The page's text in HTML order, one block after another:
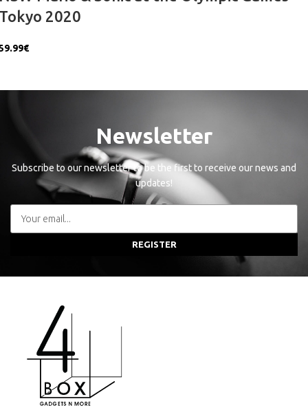
2020
€
Newsletter
Subscribe to our newsletter to be the first to receive our news and
updates!
REGISTER